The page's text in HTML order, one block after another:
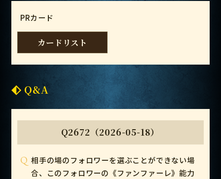
PRカード
カードリスト
Q&A
Q2672（2026-05-18）
Q 相手の場のフォロワーを選ぶことができない場
合、このフォロワーの《ファンファーレ》能力